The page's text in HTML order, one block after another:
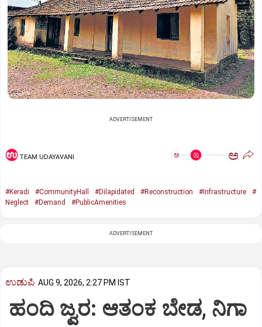
ADVERTISEMENT
TEAM UDAYAVANI ಅ ಅ
#Keradi #CommunityHall #Dilapidated #Reconstruction #Infrastructure
#
Neglect
#Demand #PublicAmenities
ADVERTISEMENT
ಉಡುಪಿ AUG 9, 2026, 2:27 PM IST
ಹಂದಿ ಜ್ವರ: ಆತಂಕ ಬೇಡ, ನಿಗಾ